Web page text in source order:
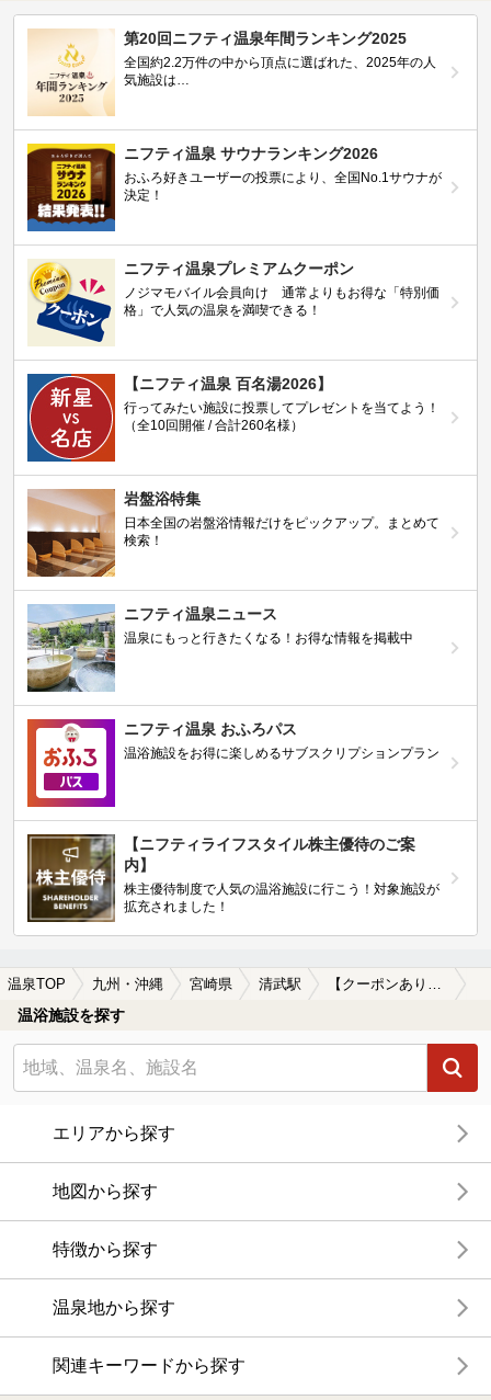
第20回ニフティ温泉年間ランキング2025
全国約2.2万件の中から頂点に選ばれた、2025年の人
気施設は…
ニフティ温泉 サウナランキング2026
おふろ好きユーザーの投票により、全国No.1サウナが
決定！
ニフティ温泉プレミアムクーポン
ノジマモバイル会員向け 通常よりもお得な「特別価
格」で人気の温泉を満喫できる！
【ニフティ温泉 百名湯2026】
行ってみたい施設に投票してプレゼントを当てよう！
（全10回開催 / 合計260名様）
岩盤浴特集
日本全国の岩盤浴情報だけをピックアップ。まとめて
検索！
ニフティ温泉ニュース
温泉にもっと行きたくなる！お得な情報を掲載中
ニフティ温泉 おふろパス
温浴施設をお得に楽しめるサブスクリプションプラン
【ニフティライフスタイル株主優待のご案
内】
株主優待制度で人気の温浴施設に行こう！対象施設が
拡充されました！
温泉TOP 九州・沖縄 宮崎県 清武駅
温浴施設を探す
エリアから探す
地図から探す
特徴から探す
温泉地から探す
関連キーワードから探す